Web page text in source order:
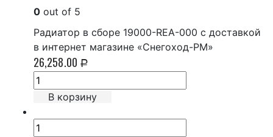
0 out of 5
Радиатор в сборе 19000-REA-000 с доставкой
в интернет магазине «Снегоход-РМ»
26,258.00 Р
В корзину